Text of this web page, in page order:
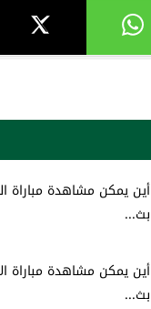
أين يمكن مشاهدة مباراة
بث...
أين يمكن مشاهدة مباراة
بث...